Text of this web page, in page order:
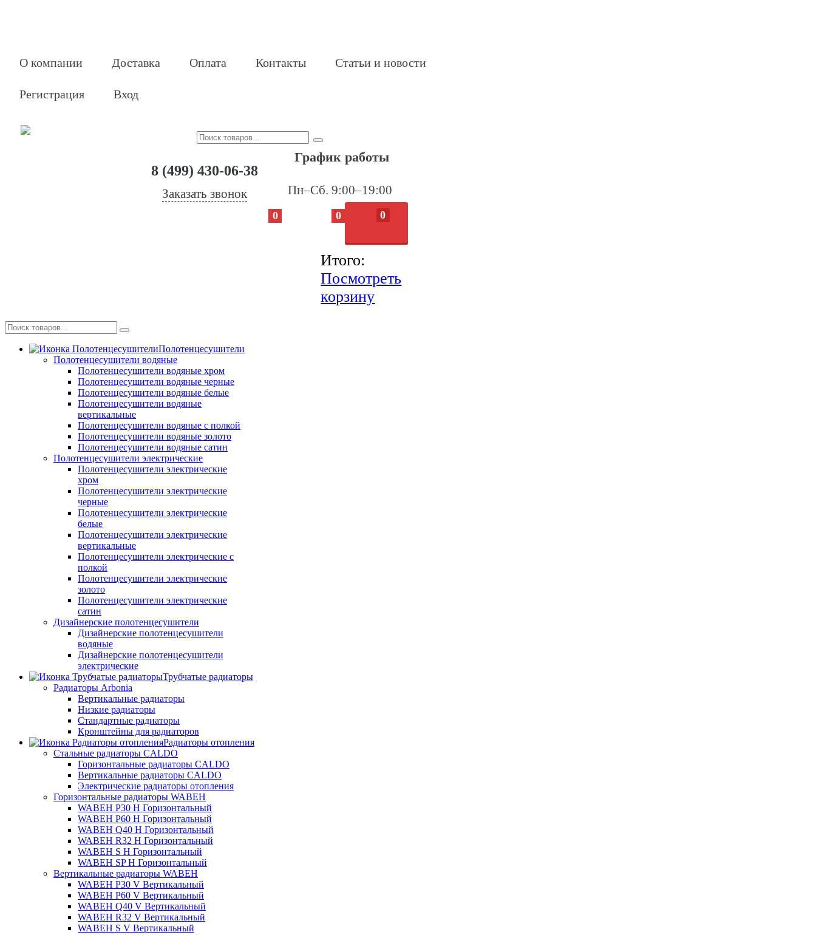
О компании Доставка Оплата Контакты Статьи и новости
Регистрация Вход
8 (499) 430-06-38
Заказать звонок
График работы
Пн–Сб. 9:00–19:00
0
0 0
Итого:
Посмотреть
корзину
Полотенцесушители
Полотенцесушители водяные
Полотенцесушители водяные хром
Полотенцесушители водяные черные
Полотенцесушители водяные белые
Полотенцесушители водяные
вертикальные
Полотенцесушители водяные с полкой
Полотенцесушители водяные золото
Полотенцесушители водяные сатин
Полотенцесушители электрические
Полотенцесушители электрические
хром
Полотенцесушители электрические
черные
Полотенцесушители электрические
белые
Полотенцесушители электрические
вертикальные
Полотенцесушители электрические с
полкой
Полотенцесушители электрические
золото
Полотенцесушители электрические
сатин
Дизайнерские полотенцесушители
Дизайнерские полотенцесушители
водяные
Дизайнерские полотенцесушители
электрические
Трубчатые радиаторы
Радиаторы Arbonia
Вертикальные радиаторы
Низкие радиаторы
Стандартные радиаторы
Кронштейны для радиаторов
Радиаторы отопления
Стальные радиаторы CALDO
Горизонтальные радиаторы CALDO
Вертикальные радиаторы CALDO
Электрические радиаторы отопления
Горизонтальные радиаторы WABEH
WABEH P30 H Горизонтальный
WABEH P60 H Горизонтальный
WABEH Q40 H Горизонтальный
WABEH R32 H Горизонтальный
WABEH S H Горизонтальный
WABEH SP H Горизонтальный
Вертикальные радиаторы WABEH
WABEH P30 V Вертикальный
WABEH P60 V Вертикальный
WABEH Q40 V Вертикальный
WABEH R32 V Вертикальный
WABEH S V Вертикальный